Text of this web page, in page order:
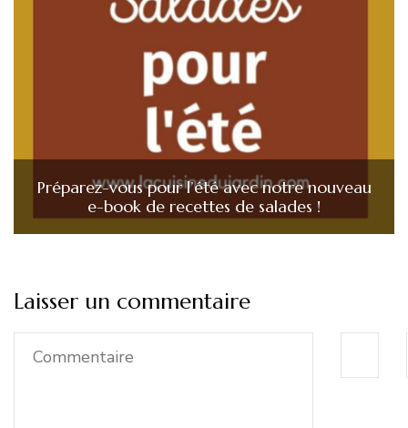
Préparez-vous pour l’été avec notre nouveau
e-book de recettes de salades !
Laisser un commentaire